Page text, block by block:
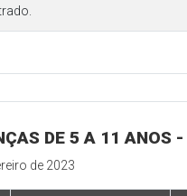
DE 5 A 11 ANOS
de 2023